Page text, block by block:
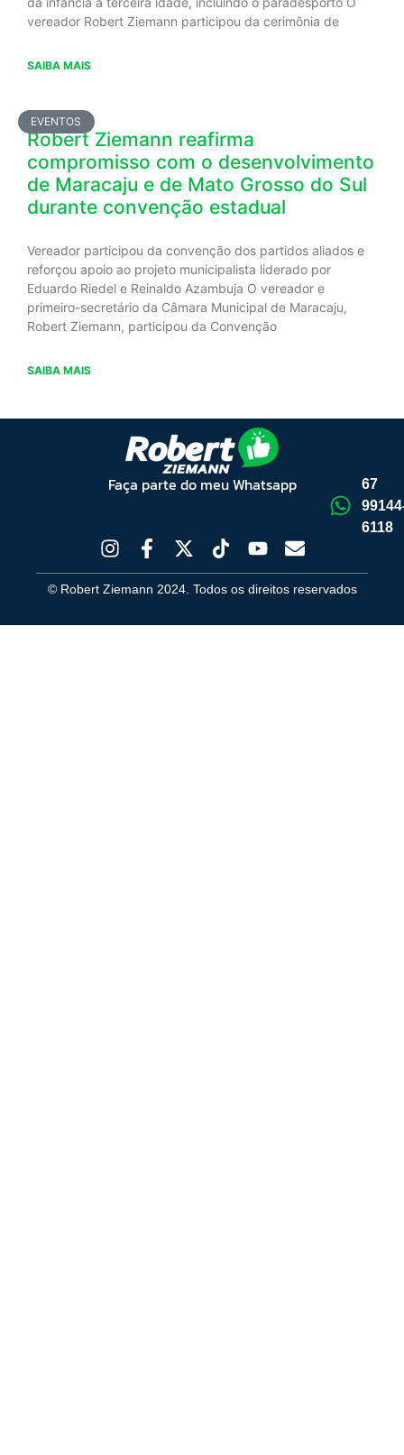
vereador Robert Ziemann participou da cerimônia de
SAIBA MAIS
EVENTOS
Robert Ziemann reafirma
compromisso com o desenvolvimento
de Maracaju e de Mato Grosso do Sul
durante convenção estadual
Vereador participou da convenção dos partidos aliados e
reforçou apoio ao projeto municipalista liderado por
Eduardo Riedel e Reinaldo Azambuja O vereador e
primeiro-secretário da Câmara Municipal de Maracaju,
Robert Ziemann, participou da Convenção
SAIBA MAIS
Faça parte do meu Whatsapp
67
6118
© Robert Ziemann 2024. Todos os direitos reservados